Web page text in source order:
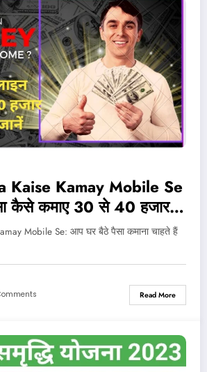
Kaise Kamay Mobile Se
कैसे कमाए 30 से 40‌ हजार
ही पैसा
Mobile Se: आप घर बैठे पैसा कमाना चाहते हैं
Read More